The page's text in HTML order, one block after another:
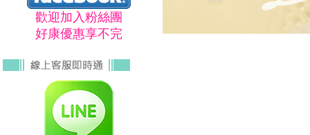
歡迎加入粉絲團
好康優惠享不完